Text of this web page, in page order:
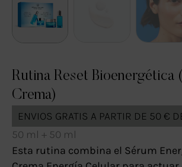
Rutina Reset Bioenergética
Crema)
ENVIOS GRATIS A PARTIR DE 50 €
50 ml + 50 ml
Esta rutina combina el Sérum